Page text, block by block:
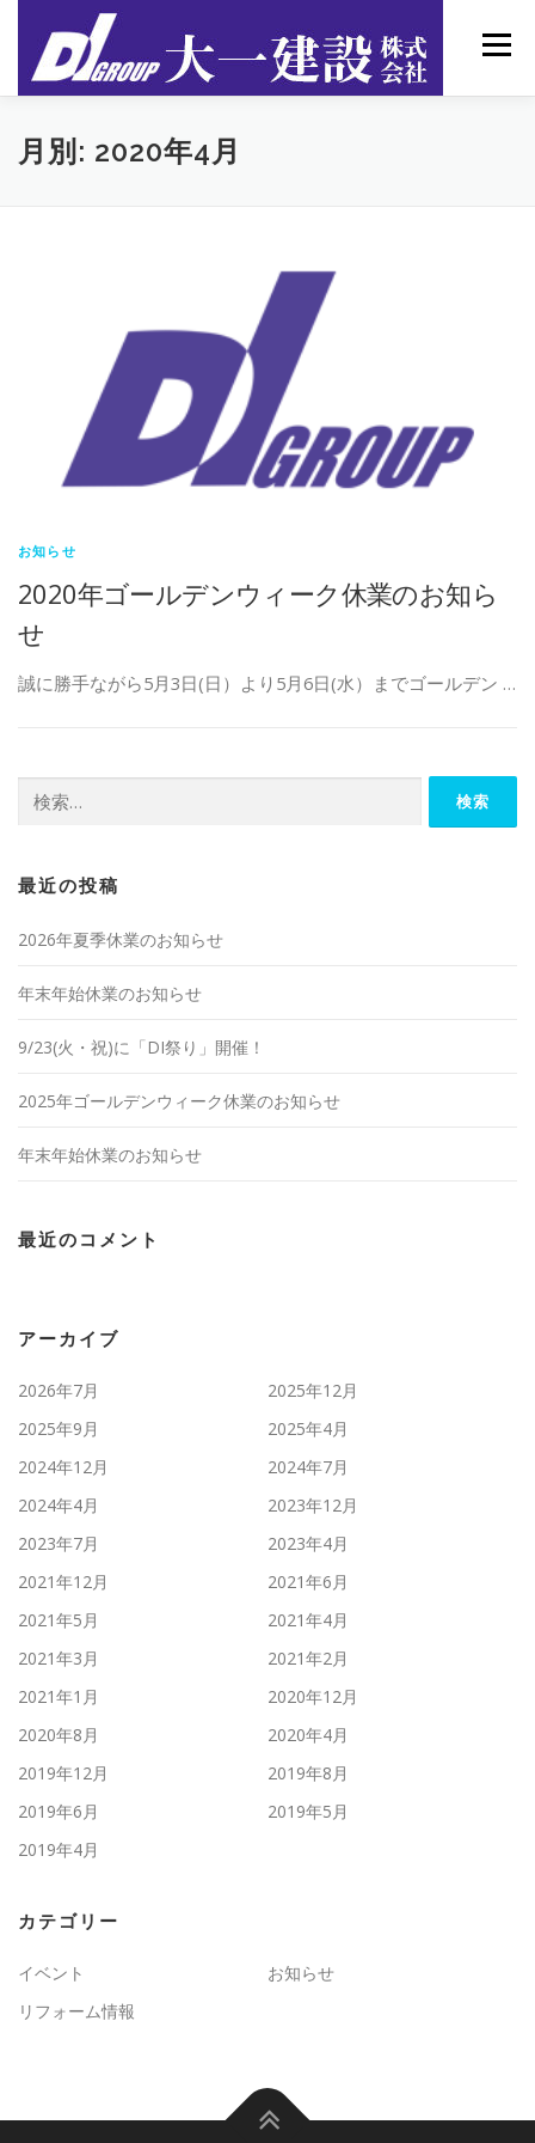
コンテンツへスキップ
メニュー
DIホーム(注文住宅) リフォーム工事
月別: 2020年4月
お知らせ
2020年ゴールデンウィーク休業のお知ら
せ
誠に勝手ながら5月3日(日）より5月6日(水）までゴールデン …
検索:
最近の投稿
2026年夏季休業のお知らせ
年末年始休業のお知らせ
9/23(火・祝)に「DI祭り」開催！
2025年ゴールデンウィーク休業のお知らせ
年末年始休業のお知らせ
最近のコメント
アーカイブ
2026年7月
2025年12月
2025年9月
2025年4月
2024年12月
2024年7月
2024年4月
2023年12月
2023年7月
2023年4月
2021年12月
2021年6月
2021年5月
2021年4月
2021年3月
2021年2月
2021年1月
2020年12月
2020年8月
2020年4月
2019年12月
2019年8月
2019年6月
2019年5月
2019年4月
カテゴリー
イベント
お知らせ
リフォーム情報